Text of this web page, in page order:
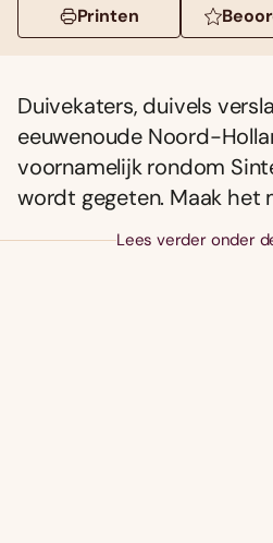
Printen
Duivekaters, duivels
eeuwenoude Noord-
voornamelijk rondom
wordt gegeten. Maak het
Lees verder onder